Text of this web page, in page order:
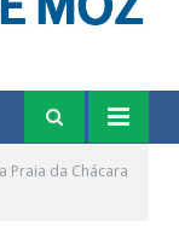
Praia da Chácara